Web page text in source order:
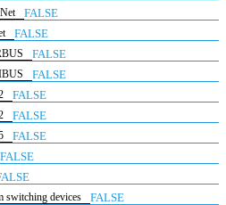
FALSE
FALSE
FALSE
FALSE
FALSE
FALSE
FALSE
FALSE
switching devices FALSE